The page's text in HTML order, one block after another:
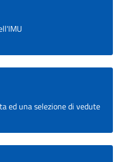
ed una selezione di vedute